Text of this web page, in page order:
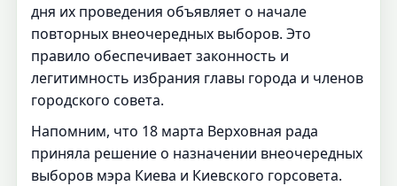
дня их проведения объявляет о начале
повторных внеочередных выборов. Это
правило обеспечивает законность и
легитимность избрания главы города и членов
городского совета.
Напомним, что 18 марта Верховная рада
приняла решение о назначении внеочередных
выборов мэра Киева и Киевского горсовета.